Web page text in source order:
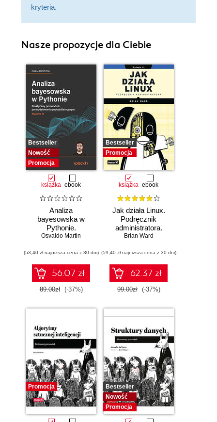
kryteria.
Nasze propozycje dla Ciebie
Bestseller
Nowość
Promocja
książka ebook
Analiza
bayesowska w
Pythonie.
Praktyczny
modelowaniu
probabilistycznym.
Wydanie III
Osvaldo Martin
(53,40 zł najniższa cena z 30 dni)
56.07 zł
89.00zł (-37%)
Bestseller
Promocja
książka ebook
Jak działa Linux.
Podręcznik
administratora.
Wydanie III
Brian Ward
(59,40 zł najniższa cena z 30 dni)
62.37 zł
99.00zł (-37%)
Promocja
Bestseller
Nowość
Promocja